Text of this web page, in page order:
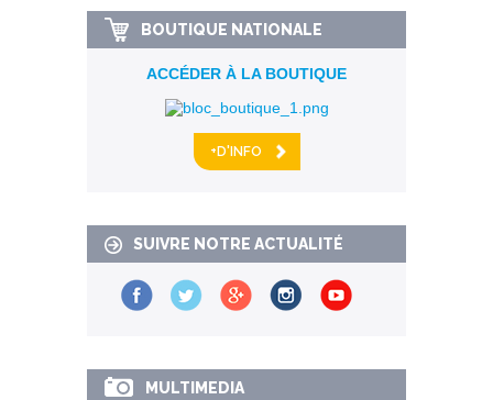
BOUTIQUE NATIONALE
ACCÉDER À LA BOUTIQUE
+D'INFO
SUIVRE NOTRE ACTUALITÉ
MULTIMEDIA